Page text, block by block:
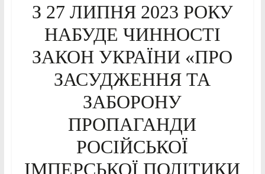
З 27 ЛИПНЯ 2023 РОКУ
НАБУДЕ ЧИННОСТІ
ЗАКОН УКРАЇНИ «ПРО
ЗАСУДЖЕННЯ ТА
ЗАБОРОНУ
ПРОПАГАНДИ
РОСІЙСЬКОЇ
ІМПЕРСЬКОЇ ПОЛІТИКИ